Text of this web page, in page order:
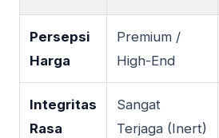
Persepsi
Harga
Premium /
High-End
Integritas
Rasa
Sangat
Terjaga (Inert)